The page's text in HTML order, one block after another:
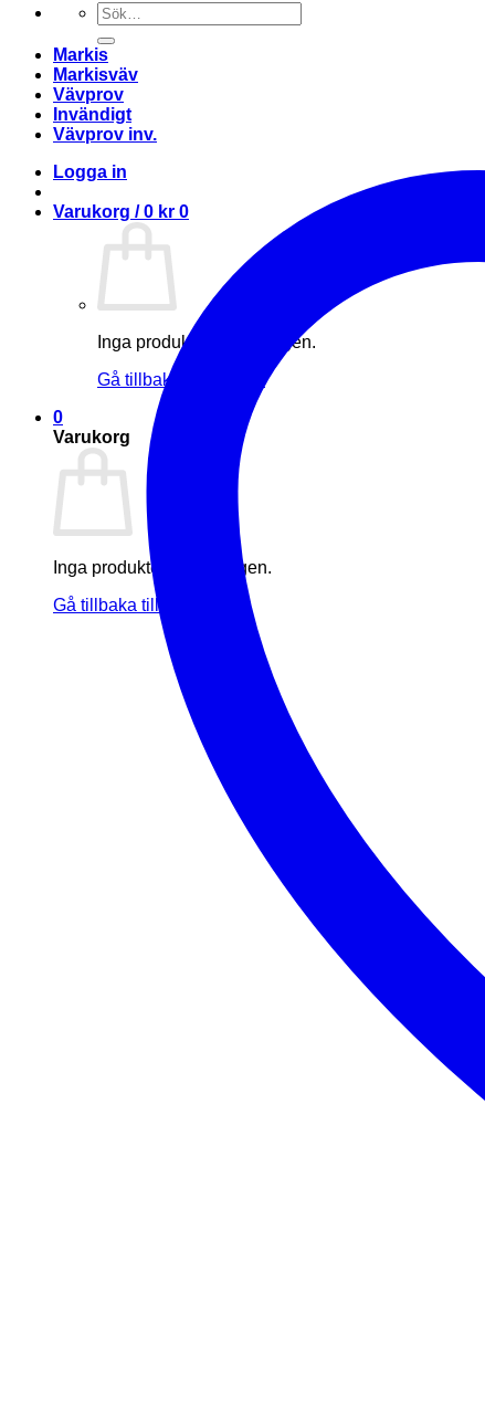
Sök
efter:
Markis
Markisväv
Vävprov
Invändigt
Vävprov inv.
Logga in
Varukorg /0 kr 0
Inga produkter i varukorgen.
Gå tillbaka till butiken
0
Varukorg
Inga produkter i varukorgen.
Gå tillbaka till butiken